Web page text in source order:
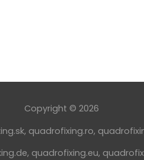
Copyright © 2026
, quadrofixing.ro,
, quadrofixing.eu,